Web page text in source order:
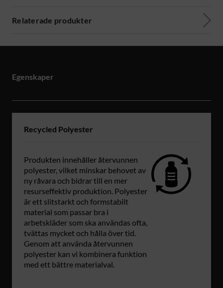
Relaterade produkter
Egenskaper
Recycled Polyester
Produkten innehåller återvunnen
polyester, vilket minskar behovet av
ny råvara och bidrar till en mer
resurseffektiv produktion. Polyester
är ett slitstarkt och formstabilt
material som passar bra i
arbetskläder som ska användas ofta,
tvättas mycket och hålla över tid.
Genom att använda återvunnen
polyester kan vi kombinera funktion
med ett bättre materialval.